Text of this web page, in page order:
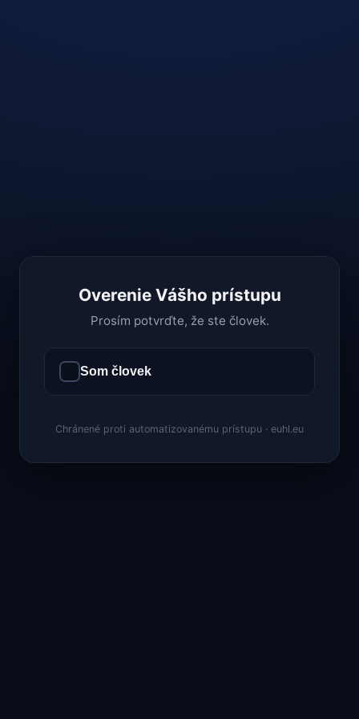
Overenie Vášho prístupu
Prosím potvrďte, že ste človek.
Som človek
Chránené proti automatizovanému prístupu · euhl.eu